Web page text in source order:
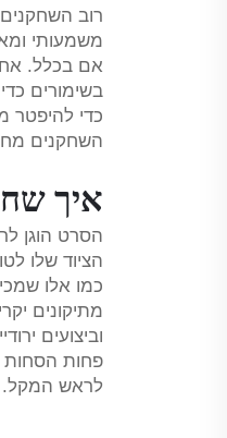
רוב
משמעותי
אם בכלל.
בשימורים
כדי להיפטר
השחקנים
איך
הסרט הוגן
הציוד שלו
מתיקונים
וביצועים
פחות הסחות
לראש המקל.